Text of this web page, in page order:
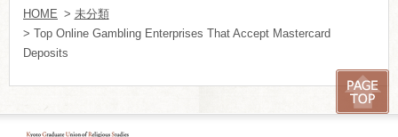
HOME > 未分類
> Top Online Gambling Enterprises That Accept Mastercard
Deposits